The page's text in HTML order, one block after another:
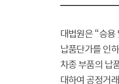
대법원은“승용
납품단가를 인
차종 부품의 납
대하여 공정거